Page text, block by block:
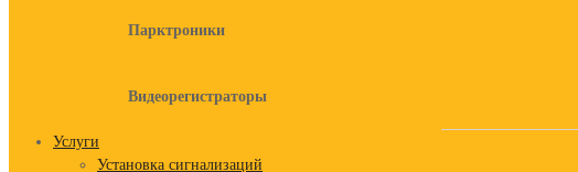
Парктроники
Видеорегистраторы
Услуги
Установка сигнализаций